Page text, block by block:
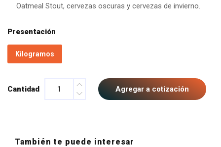
Oatmeal Stout, cervezas oscuras y cervezas de invierno.
Presentación
Kilogramos
Cantidad Agregar a cotización
También te puede interesar